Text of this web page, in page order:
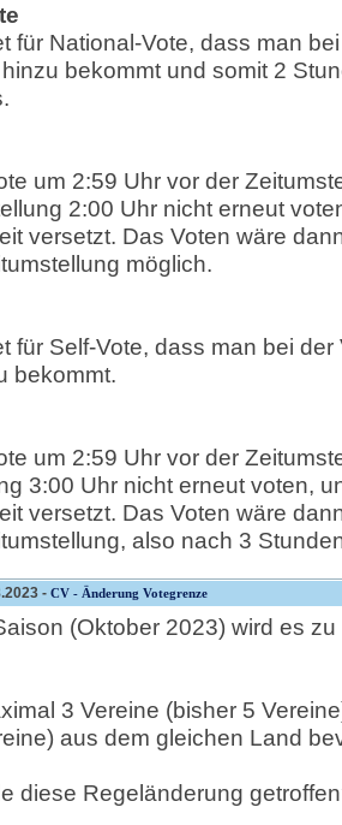
für National-Vote, dass man
bekommt und somit 2
um 2:59 Uhr vor der
2:00 Uhr nicht erneut
versetzt. Das Voten wäre
möglich.
für Self-Vote, dass man bei
bekommt.
um 2:59 Uhr vor der
3:00 Uhr nicht erneut voten,
versetzt. Das Voten wäre
also nach 3
- CV - Änderung Votegrenze
(Oktober 2023) wird es
3 Vereine (bisher 5
aus dem gleichen Land
diese Regeländerung